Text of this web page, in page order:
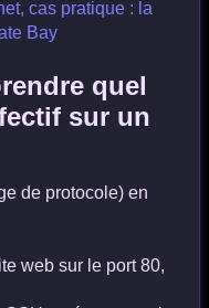
cas pratique : la
Bay
quel
sur un
de protocole) en
web sur le port 80,